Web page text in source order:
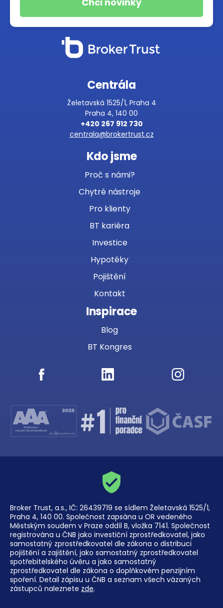
Centrála
Želetavská 1525/1, Praha 4
Praha 4, 140 00
+420 267 912 730
centrala@brokertrust.cz
Kdo jsme
Proč s námi?
Chytré nástroje
Pro klienty
BT kariéra
Investice
Hypotéky
Pojištění
Kontakt
Inspirace
Blog
BT Kongres
Broker Trust, a.s., IČ: 26439719 se sídlem Želetavská 1525/1,
Praha 4, 140 00. Společnost zapsána u OR vedeného
Městským soudem v Praze oddíl B, vložka 7141. Společnost
registrována u ČNB jako investiční zprostředkovatel, jako
samostatný zprostředkovatel dle zákona o distribuci
pojištění a zajištění, jako samostatný zprostředkovatel
spotřebitelského úvěru a jako samostatný
zprostředkovatel dle zákona o doplňkovém penzijním
spoření. Detail zápisu u ČNB a seznam všech vázaných
zástupců naleznete zde.